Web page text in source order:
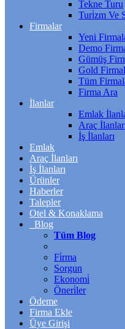
Tekne Turu
Turi̇zm Ve
Firmalar
Yeni
Demo
Gümüş
Gold
Tüm
Firma Ara
İlanlar
Emlak
Araç
İş İlanları
Emlak
Araç İlanları
İş İlanları
Ürünler
Haberler
Talepler
Otel & Konaklama
Blog
Tüm Blog
Fi̇rma
Sorgun
Ekonomi̇
Öneri̇ler
Ödeme
Firma Ekle
Üye Girişi